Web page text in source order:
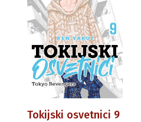
Tokijski osvetnici 9